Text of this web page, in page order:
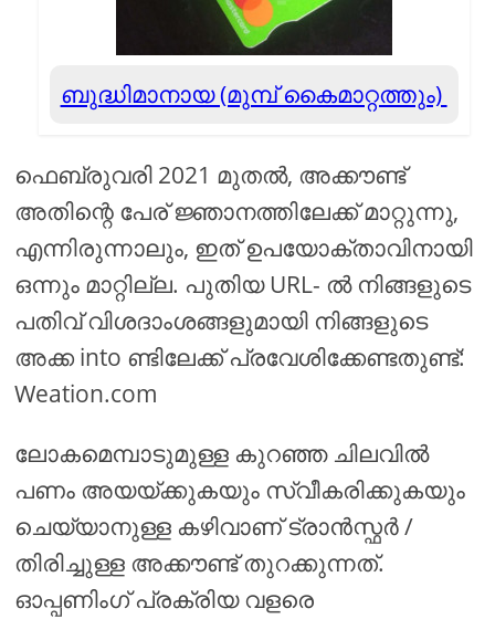
ബുദ്ധിമാനായ (മുമ്പ് കൈമാറ്റത്തും)
ഫെബ്രുവരി 2021 മുതൽ, അക്കൗണ്ട്
അതിന്റെ പേര് ജ്ഞാനത്തിലേക്ക് മാറ്റുന്നു,
എന്നിരുന്നാലും, ഇത് ഉപയോക്താവിനായി
ഒന്നും മാറ്റില്ല. പുതിയ URL- ൽ നിങ്ങളുടെ
പതിവ് വിശദാംശങ്ങളുമായി നിങ്ങളുടെ
അക്ക into ണ്ടിലേക്ക് പ്രവേശിക്കേണ്ടതുണ്ട്:
Weation.com
ലോകമെമ്പാടുമുള്ള കുറഞ്ഞ ചിലവിൽ
പണം അയയ്ക്കുകയും സ്വീകരിക്കുകയും
ചെയ്യാനുള്ള കഴിവാണ് ട്രാൻസ്ഫർ /
തിരിച്ചുള്ള അക്കൗണ്ട് തുറക്കുന്നത്.
ഓപ്പണിംഗ് പ്രക്രിയ വളരെ